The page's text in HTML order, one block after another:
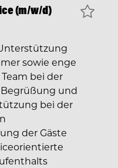
(m/w/d)
sowie enge
bei der
und
bei der
der Gäste